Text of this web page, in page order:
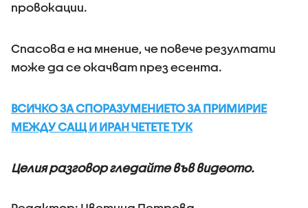
провокации.
Спасова е на мнение, че повече резултати
може да се окачват през есента.
ВСИЧКО ЗА СПОРАЗУМЕНИЕТО ЗА ПРИМИРИЕ
МЕЖДУ САЩ И ИРАН ЧЕТЕТЕ ТУК
Целия разговор гледайте във видеото.